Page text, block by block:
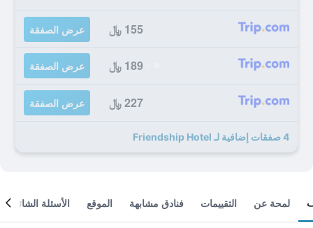
155 ﷼ عرض الصفقة
189 ﷼ عرض الصفقة
227 ﷼ عرض الصفقة
4 صفقات إضافية لـ Friendship Hotel
لمحة عن التقييمات فنادق مشابهة الموقع الأسئلة الشائعة